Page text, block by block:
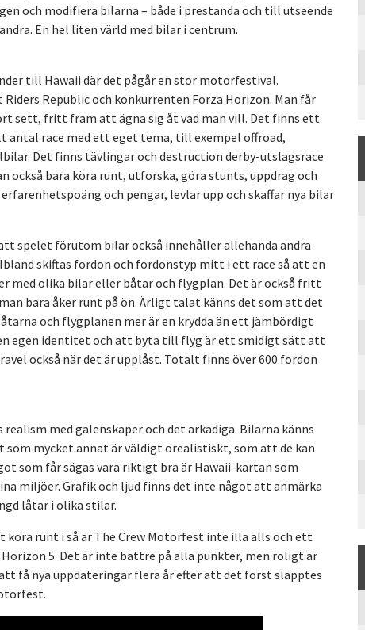
och modifiera bilarna – både i prestanda och till utseende
En hel liten värld med bilar i centrum.
till Hawaii där det pågår en stor motorfestival.
Republic och konkurrenten Forza Horizon. Man får
sett, fritt fram att ägna sig åt vad man vill. Det finns ett
antal race med ett eget tema, till exempel offroad,
Det finns tävlingar och destruction derby-utslagsrace
också bara köra runt, utforska, göra stunts, uppdrag och
och pengar, levlar upp och skaffar nya bilar
spelet förutom bilar också innehåller allehanda andra
skiftas fordon och fordonstyp mitt i ett race så att en
med olika bilar eller båtar och flygplan. Det är också fritt
bara åker runt på ön. Ärligt talat känns det som att det
och flygplanen mer är en krydda än ett jämbördigt
egen identitet och att byta till flyg är ett smidigt sätt att
också när det är upplåst. Totalt finns över 600 fordon
med galenskaper och det arkadiga. Bilarna känns
mycket annat är väldigt orealistiskt, som att de kan
som får sägas vara riktigt bra är Hawaii-kartan som
miljöer. Grafik och ljud finns det inte något att anmärka
låtar i olika stilar.
runt i så är The Crew Motorfest inte illa alls och ett
5. Det är inte bättre på alla punkter, men roligt är
få nya uppdateringar flera år efter att det först släpptes